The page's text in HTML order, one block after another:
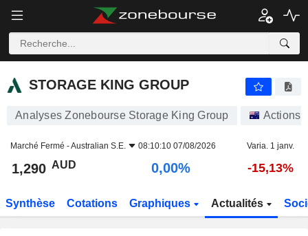
STORAGE KING GROUP
STORAGE KING GROUP
Analyses Zonebourse Storage King Group Actions
Marché Fermé -Australian S.E. 08:10:10 07/08/2026 Varia. 1 janv.
1,290 AUD 0,00% -15,13%
Synthèse Cotations Graphiques Actualités